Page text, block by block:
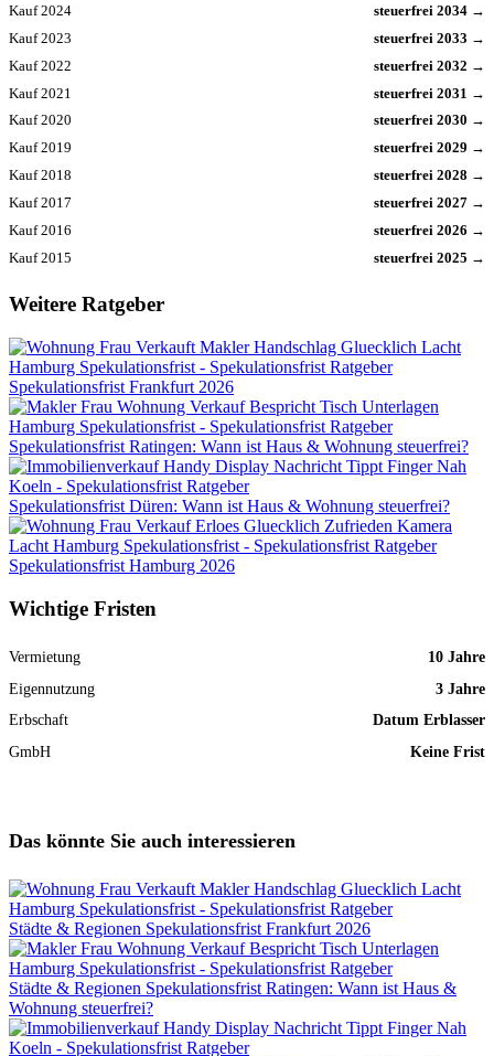
Kauf 2024
steuerfrei 2034 →
Kauf 2023
steuerfrei 2033 →
Kauf 2022
steuerfrei 2032 →
Kauf 2021
steuerfrei 2031 →
Kauf 2020
steuerfrei 2030 →
Kauf 2019
steuerfrei 2029 →
Kauf 2018
steuerfrei 2028 →
Kauf 2017
steuerfrei 2027 →
Kauf 2016
steuerfrei 2026 →
Kauf 2015
steuerfrei 2025 →
Weitere Ratgeber
Spekulationsfrist Frankfurt 2026
Spekulationsfrist Ratingen: Wann ist Haus & Wohnung steuerfrei?
Spekulationsfrist Düren: Wann ist Haus & Wohnung steuerfrei?
Spekulationsfrist Hamburg 2026
Wichtige Fristen
Vermietung
10 Jahre
Eigennutzung
3 Jahre
Erbschaft
Datum Erblasser
GmbH
Keine Frist
Das könnte Sie auch interessieren
Städte & Regionen Spekulationsfrist Frankfurt 2026
Städte & Regionen Spekulationsfrist Ratingen: Wann ist Haus &
Wohnung steuerfrei?